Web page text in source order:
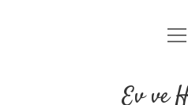
Ev ve